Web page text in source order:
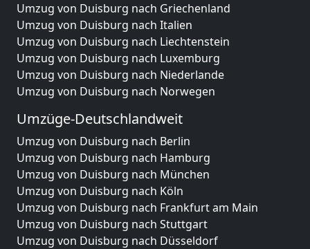
Umzug von Duisburg nach Griechenland
Umzug von Duisburg nach Italien
Umzug von Duisburg nach Liechtenstein
Umzug von Duisburg nach Luxemburg
Umzug von Duisburg nach Niederlande
Umzug von Duisburg nach Norwegen
Umzüge-Deutschlandweit
Umzug von Duisburg nach Berlin
Umzug von Duisburg nach Hamburg
Umzug von Duisburg nach München
Umzug von Duisburg nach Köln
Umzug von Duisburg nach Frankfurt am Main
Umzug von Duisburg nach Stuttgart
Umzug von Duisburg nach Düsseldorf